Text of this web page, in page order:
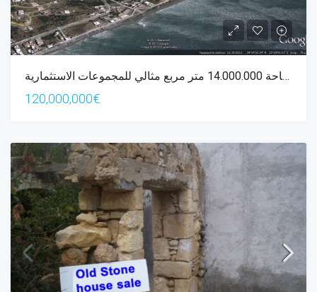
عقار بمساحة 14.000.000 متر مربع مثالي للمجموعات الاستثمارية
120,000,000€